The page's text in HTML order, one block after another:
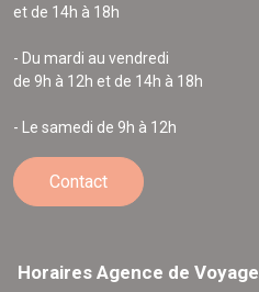
et de 14h à 18h
- Du mardi au vendredi
de 9h à 12h et de 14h à 18h
- Le samedi de 9h à 12h
Contact
Horaires Agence de Voyage